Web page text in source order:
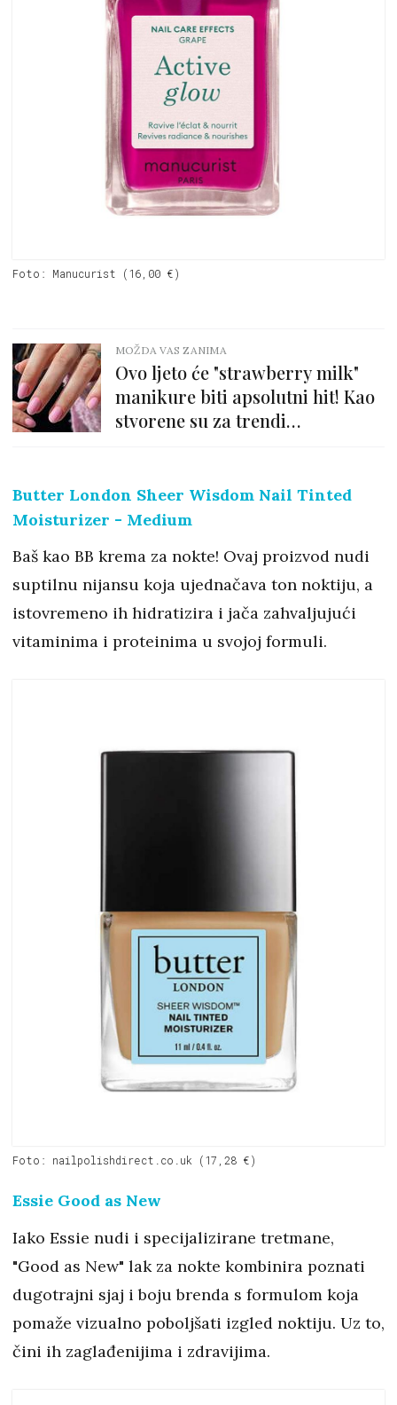
Foto: Manucurist (16,00 €)
MOŽDA VAS ZANIMA
Ovo ljeto će "strawberry milk"
manikure biti apsolutni hit! Kao
stvorene su za trendi
Butter London Sheer Wisdom Nail Tinted
Moisturizer - Medium
Baš kao BB krema za nokte! Ovaj proizvod nudi
suptilnu nijansu koja ujednačava ton noktiju, a
istovremeno ih hidratizira i jača zahvaljujući
vitaminima i proteinima u svojoj formuli.
Foto: nailpolishdirect.co.uk (17,28 €)
Essie Good as New
Iako Essie nudi i specijalizirane tretmane,
"Good as New" lak za nokte kombinira poznati
dugotrajni sjaj i boju brenda s formulom koja
pomaže vizualno poboljšati izgled noktiju. Uz to,
čini ih zaglađenijima i zdravijima.